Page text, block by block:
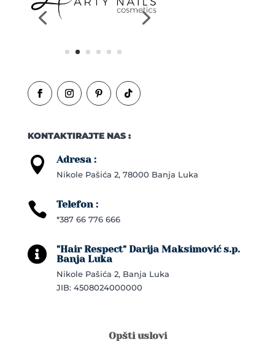
KONTAKTIRAJTE NAS :
 Adresa :
Nikole Pašića 2, 78000 Banja Luka
 Telefon :
*387 66 776 666

"Hair Respect" Darija Maksimović s.p.
Banja Luka
Nikole Pašića 2, Banja Luka
JIB: 4508024000000
Opšti uslovi